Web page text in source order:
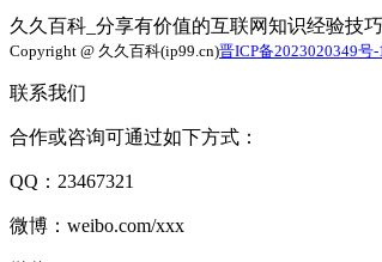
久久百科_分享有价值的互联网知识经验技
Copyright @ 久久百科(ip99.cn)晋ICP备2023020349号-1
联系我们
合作或咨询可通过如下方式：
QQ：23467321
微博：weibo.com/xxx